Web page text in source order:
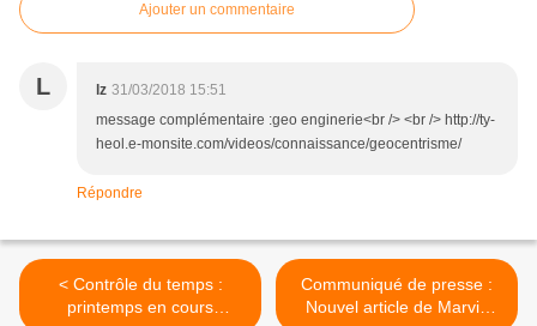
Ajouter un commentaire
L lz 31/03/2018 15:51
message complémentaire :geo enginerie<br /> <br /> http://ty-
heol.e-monsite.com/videos/connaissance/geocentrisme/
Répondre
< Contrôle du temps :
printemps en cours
Communiqué de presse :
Nouvel article de Marvin